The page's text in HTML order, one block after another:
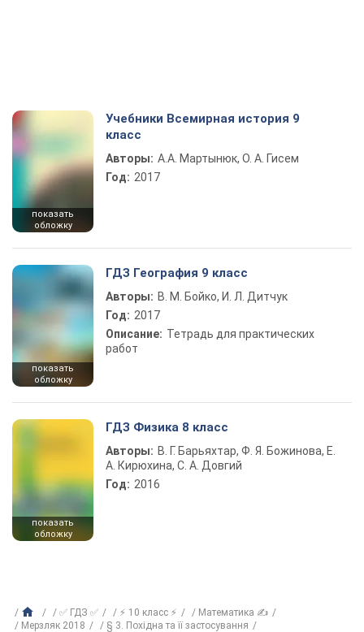
показать
обложку
Учебники Всемирная история 9
класс
Авторы: А.А. Мартынюк, О. А. Гисем
Год: 2017
показать
обложку
ГДЗ География 9 класс
Авторы: В. М. Бойко, И. Л. Дитчук
Год: 2017
Описание: Тетрадь для практических
работ
показать
обложку
ГДЗ Физика 8 класс
Авторы: В. Г. Барьяхтар, Ф. Я. Божинова, Е.
А. Кирюхина, С. А. Довгий
Год: 2016
✅ ГДЗ ✅ ⚡ 10 класс ⚡
Математика ✍
Мерзляк 2018
§ 3. Похідна та її застосування